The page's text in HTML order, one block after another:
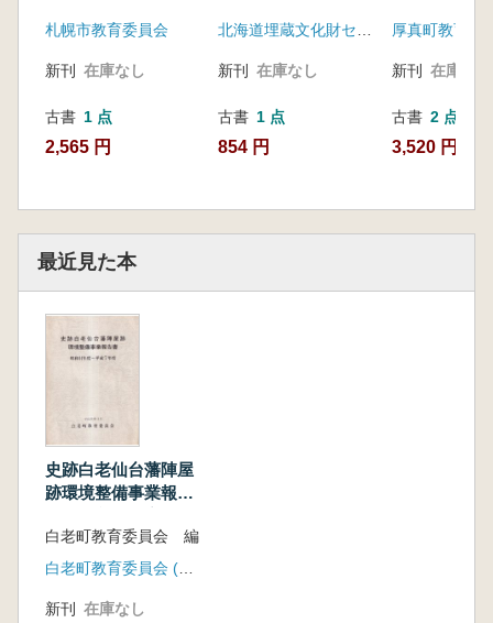
札幌市教育委員会
新刊 在庫なし
古書 1 点
2,565 円
新刊 在庫なし
古書 1 点
854 円
厚真町教育委
新刊 在庫なし
古書 2 点
3,520 円~
最近見た本
史跡白老仙台藩陣屋
跡環境整備事業報告
成7年度
白老町教育委員会 編
新刊 在庫なし